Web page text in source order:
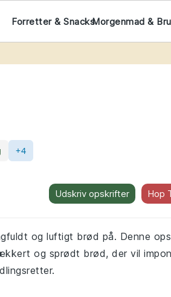
Forretter & SnacksMorgenmad &
+4
Udskriv opskrifter Hop
og luftigt brød på. Denne
og sprødt brød, der vil